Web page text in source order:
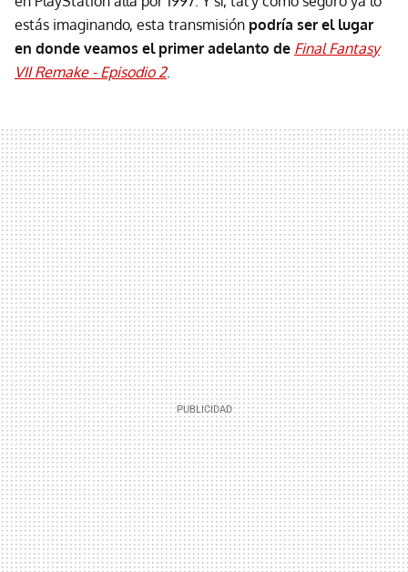
estás imaginando, esta transmisión podría ser el lugar
en donde veamos el primer adelanto de Final Fantasy
VII Remake - Episodio 2.